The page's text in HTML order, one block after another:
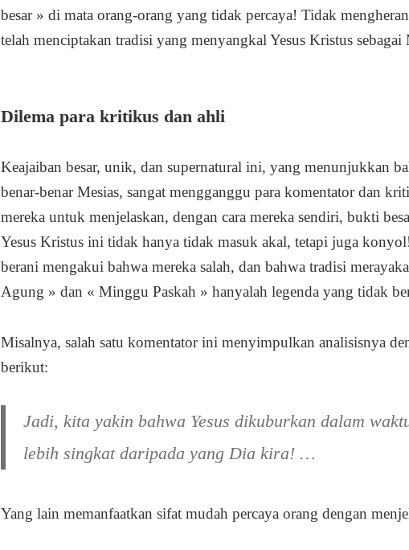
besar » di mata orang-orang yang tidak percaya! Tidak
telah menciptakan tradisi yang menyangkal Yesus Kristus sebagai
Dilema para kritikus dan ahli
Keajaiban besar, unik, dan supernatural ini, yang menunjukkan
benar-benar Mesias, sangat mengganggu para komentator dan
mereka untuk menjelaskan, dengan cara mereka sendiri, bukti
Yesus Kristus ini tidak hanya tidak masuk akal, tetapi juga
berani mengakui bahwa mereka salah, dan bahwa tradisi
Agung » dan « Minggu Paskah » hanyalah legenda yang tidak
Misalnya, salah satu komentator ini menyimpulkan analisisnya
berikut:
Jadi, kita yakin bahwa Yesus dikuburkan dalam
lebih singkat daripada yang Dia kira! …
Yang lain memanfaatkan sifat mudah percaya orang dengan